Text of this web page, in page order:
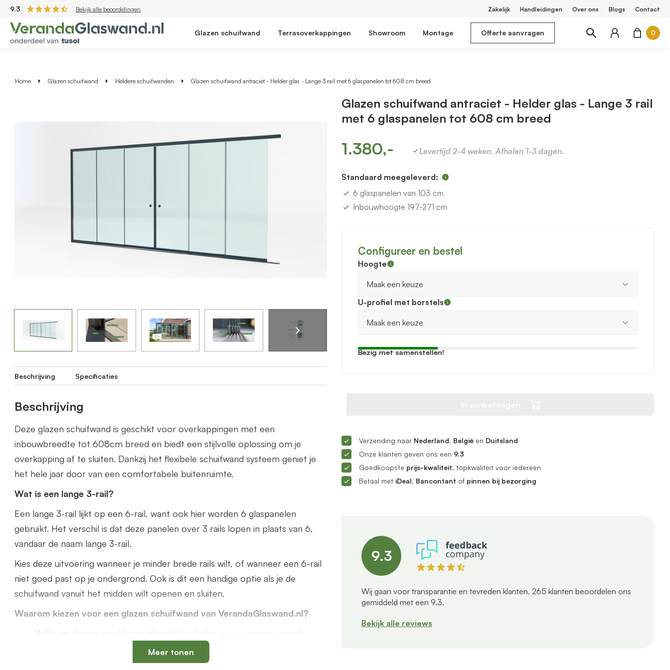
9.3 Bekijk alle beoordelingen Zakelijk Handleidingen Over ons Blogs Contact
Glazen schuifwand Terrasoverkappingen Showroom Montage Offerte aanvragen 0
Home Glazen schuifwand Heldere schuifwanden Glazen schuifwand antraciet - Helder glas - Lange 3 rail met 6 glaspanelen tot 608 cm breed
Beschrijving Specificaties
Beschrijving
Deze glazen schuifwand is geschikt voor overkappingen met een
inbouwbreedte tot 608cm breed en biedt een stijlvolle oplossing om je
overkapping af te sluiten. Dankzij het flexibele schuifwand systeem geniet je
het hele jaar door van een comfortabele buitenruimte.
Wat is een lange 3-rail?
Een lange 3-rail lijkt op een 6-rail, want ook hier worden 6 glaspanelen
gebruikt. Het verschil is dat deze panelen over 3 rails lopen in plaats van 6,
vandaar de naam lange 3-rail.
Kies deze uitvoering wanneer je minder brede rails wilt, of wanneer een 6-rail
niet goed past op je ondergrond. Ook is dit een handige optie als je de
schuifwand vanuit het midden wilt openen en sluiten.
Waarom kiezen voor een glazen schuifwand van VerandaGlaswand.nl?
met een vervangbaar loopspoor, geïntegreerde
Meer tonen
Glazen schuifwand antraciet - Helder glas - Lange 3 rail
met 6 glaspanelen tot 608 cm breed
1.380,- Levertijd 2-4 weken. Afhalen 1-3 dagen.
Standaard meegeleverd:
6 glaspanelen van 103 cm
Inbouwhoogte 197-271 cm
Configureer en bestel
Hoogte
U-profiel met borstels
Bezig met samenstellen!
Verzending naar Nederland, België en Duitsland
Onze klanten geven ons een 9.3
Goedkoopste prijs-kwaliteit, topkwaliteit voor iedereen
Betaal met iDeal, Bancontant of pinnen bij bezorging
9.3
Wij gaan voor transparantie en tevreden klanten. 265 klanten beoordelen ons
gemiddeld met een 9.3.
Bekijk alle reviews